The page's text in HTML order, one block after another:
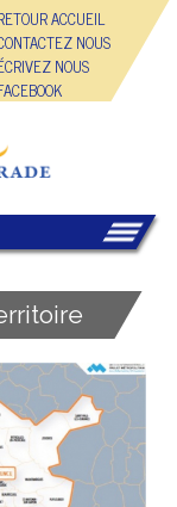
ACCUEIL
NOUS
NOUS